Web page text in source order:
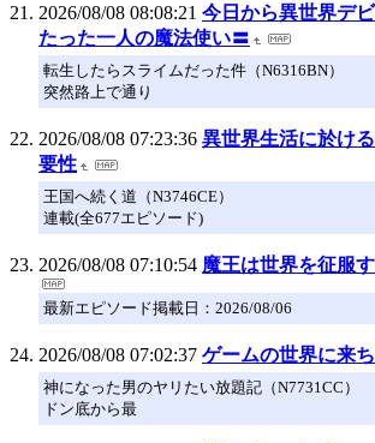
2026/08/08 08:08:21 今日から異世界デ
たった一人の魔法使い〓
転生したらスライムだった件（N6316BN）
突然路上で通り
2026/08/08 07:23:36 異世界生活に於け
要性
王国へ続く道（N3746CE）
連載(全677エピソード)
2026/08/08 07:10:54 魔王は世界を征服
最新エピソード掲載日：2026/08/06
2026/08/08 07:02:37 ゲームの世界に来
神になった男のヤリたい放題記（N7731CC）
ドン底から最